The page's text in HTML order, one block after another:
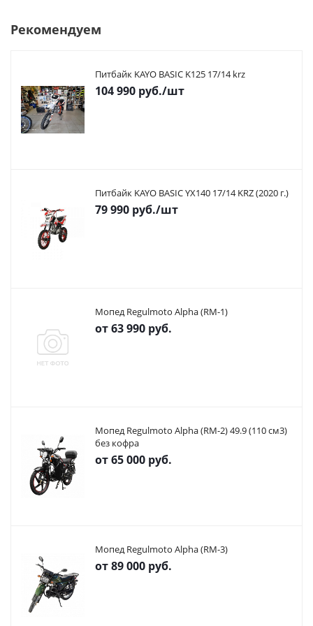
Рекомендуем
Питбайк KAYO BASIC K125 17/14 krz
104 990 руб./шт
Питбайк KAYO BASIC YX140 17/14 KRZ (2020 г.)
79 990 руб./шт
Мопед Regulmoto Alpha (RM-1)
от63 990 руб.
Мопед Regulmoto Alpha (RM-2) 49.9 (110 см3)
без кофра
от65 000 руб.
Мопед Regulmoto Alpha (RM-3)
от89 000 руб.